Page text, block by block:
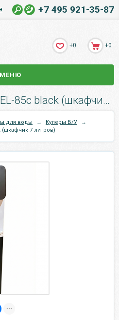
+7 495 921-35-87
+0 +0
МЕНЮ
Кулер Б/У AEL LK-AEL-85c black (шкафчик 7 литров).
для воды → Кулеры Б/У
→
(шкафчик 7 литров)